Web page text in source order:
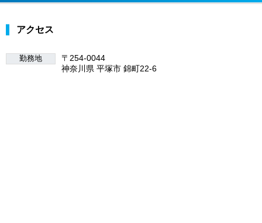
アクセス
勤務地
〒254-0044
神奈川県 平塚市 錦町22-6